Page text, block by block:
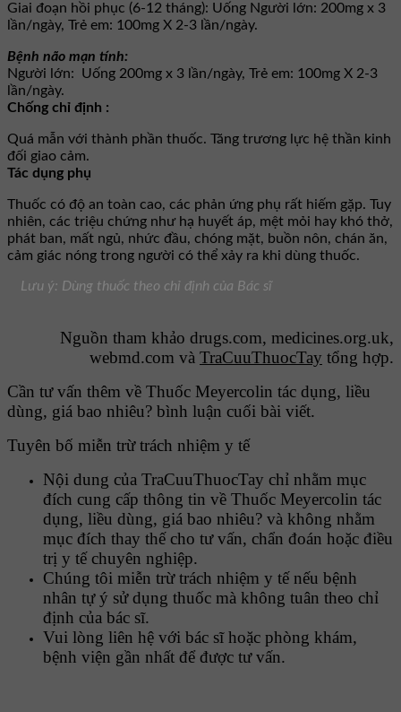
Giai đoạn hồi phục (6-12 tháng): Uống Người lớn: 200mg x 3
lần/ngày, Trẻ em: 100mg X 2-3 lần/ngày.
Bệnh não mạn tính:
Người lớn: Uống 200mg x 3 lần/ngày, Trẻ em: 100mg X 2-3
lần/ngày.
Chống chỉ định :
Quá mẫn với thành phần thuốc. Tăng trương lực hệ thần kinh
đối giao cảm.
Tác dụng phụ
Thuốc có độ an toàn cao, các phản ứng phụ rất hiếm gặp. Tuy
nhiên, các triệu chứng như hạ huyết áp, mệt mỏi hay khó thở,
phát ban, mất ngủ, nhức đầu, chóng mặt, buồn nôn, chán ăn,
cảm giác nóng trong người có thể xảy ra khi dùng thuốc.
Lưu ý: Dùng thuốc theo chỉ định của Bác sĩ
Nguồn tham khảo drugs.com, medicines.org.uk,
webmd.com và TraCuuThuocTay tổng hợp.
Cần tư vấn thêm về Thuốc Meyercolin tác dụng, liều
dùng, giá bao nhiêu? bình luận cuối bài viết.
Tuyên bố miễn trừ trách nhiệm y tế
Nội dung của TraCuuThuocTay chỉ nhằm mục
đích cung cấp thông tin về Thuốc Meyercolin tác
dụng, liều dùng, giá bao nhiêu? và không nhằm
mục đích thay thế cho tư vấn, chẩn đoán hoặc điều
trị y tế chuyên nghiệp.
Chúng tôi miễn trừ trách nhiệm y tế nếu bệnh
nhân tự ý sử dụng thuốc mà không tuân theo chỉ
định của bác sĩ.
Vui lòng liên hệ với bác sĩ hoặc phòng khám,
bệnh viện gần nhất để được tư vấn.